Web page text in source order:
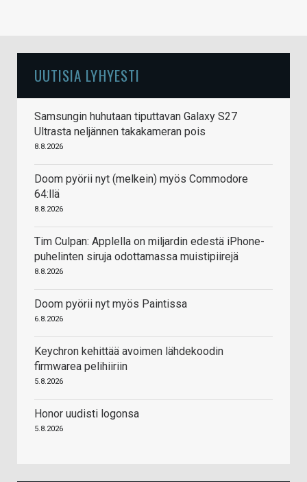
UUTISIA LYHYESTI
Samsungin huhutaan tiputtavan Galaxy S27
Ultrasta neljännen takakameran pois
8.8.2026
Doom pyörii nyt (melkein) myös Commodore
64:llä
8.8.2026
Tim Culpan: Applella on miljardin edestä iPhone-
puhelinten siruja odottamassa muistipiirejä
8.8.2026
Doom pyörii nyt myös Paintissa
6.8.2026
Keychron kehittää avoimen lähdekoodin
firmwarea pelihiiriin
5.8.2026
Honor uudisti logonsa
5.8.2026